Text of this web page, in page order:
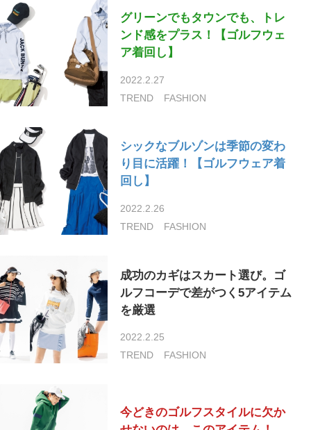
グリーンでもタウンでも、トレ
ンド感をプラス！【ゴルフウェ
ア着回し】
2022.2.27
TREND
FASHION
シックなブルゾンは季節の変わ
り目に活躍！【ゴルフウェア着
回し】
2022.2.26
TREND
FASHION
成功のカギはスカート選び。ゴ
ルフコーデで差がつく5アイテム
を厳選
2022.2.25
TREND
FASHION
今どきのゴルフスタイルに欠か